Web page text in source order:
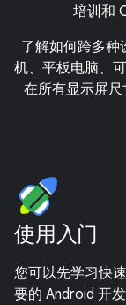
培训和
了解如何跨多种
机、平板电脑、
在所有显示屏
使用入门
您可以先学习快
要的 Android 开发